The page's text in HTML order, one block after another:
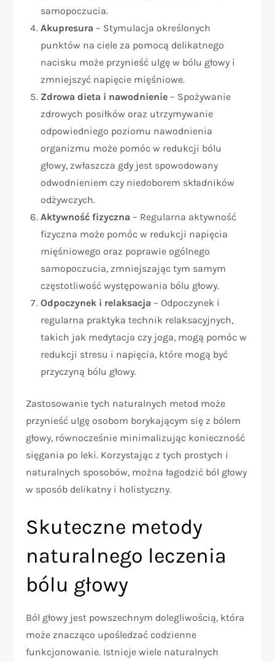
samopoczucia.
Akupresura – Stymulacja określonych
punktów na ciele za pomocą delikatnego
nacisku może przynieść ulgę w bólu głowy i
zmniejszyć napięcie mięśniowe.
Zdrowa dieta i nawodnienie – Spożywanie
zdrowych posiłków oraz utrzymywanie
odpowiedniego poziomu nawodnienia
organizmu może pomóc w redukcji bólu
głowy, zwłaszcza gdy jest spowodowany
odwodnieniem czy niedoborem składników
odżywczych.
Aktywność fizyczna – Regularna aktywność
fizyczna może pomóc w redukcji napięcia
mięśniowego oraz poprawie ogólnego
samopoczucia, zmniejszając tym samym
częstotliwość występowania bólu głowy.
Odpoczynek i relaksacja – Odpoczynek i
regularna praktyka technik relaksacyjnych,
takich jak medytacja czy joga, mogą pomóc w
redukcji stresu i napięcia, które mogą być
przyczyną bólu głowy.
Zastosowanie tych naturalnych metod może
przynieść ulgę osobom borykającym się z bólem
głowy, równocześnie minimalizując konieczność
sięgania po leki. Korzystając z tych prostych i
naturalnych sposobów, można łagodzić ból głowy
w sposób delikatny i holistyczny.
Skuteczne metody
naturalnego leczenia
bólu głowy
Ból głowy jest powszechnym dolegliwością, która
może znacząco upośledzać codzienne
funkcjonowanie. Istnieje wiele naturalnych